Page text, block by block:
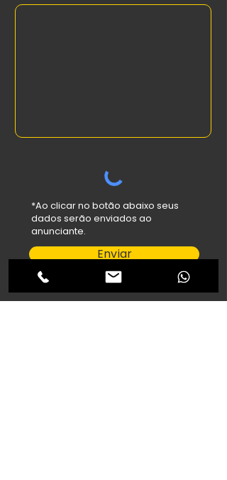
*Ao clicar no botão abaixo seus
dados serão enviados ao
anunciante.
Enviar